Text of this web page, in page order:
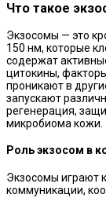
Что такое
Экзосомы — это
150 нм, которые
содержат
цитокины,
проникают в
запускают
регенерация,
микробиома кожи.
Роль экзосом в
Экзосомы играют
коммуникации,